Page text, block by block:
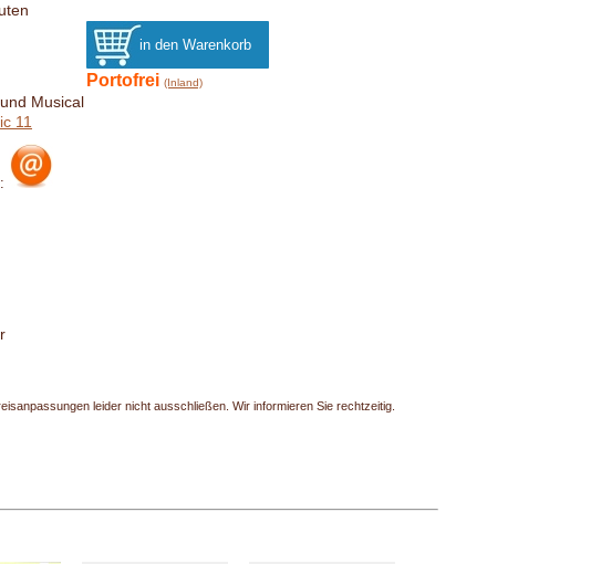
Portofrei (Inland)
Musical
11
leider nicht ausschließen. Wir informieren Sie rechtzeitig.